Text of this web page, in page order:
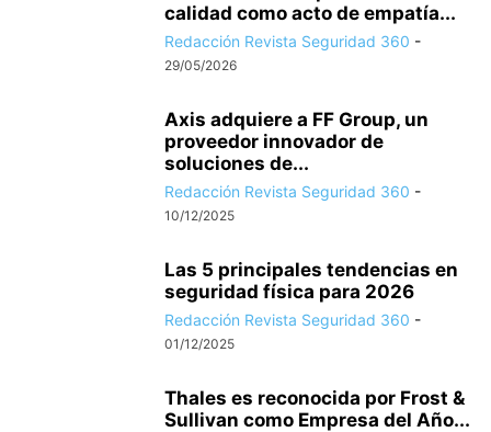
calidad como acto de empatía...
Redacción Revista Seguridad 360 -
29/05/2026
Axis adquiere a FF Group, un
proveedor innovador de
soluciones de...
Redacción Revista Seguridad 360 -
10/12/2025
Las 5 principales tendencias en
seguridad física para 2026
Redacción Revista Seguridad 360 -
01/12/2025
Thales es reconocida por Frost &
Sullivan como Empresa del Año...